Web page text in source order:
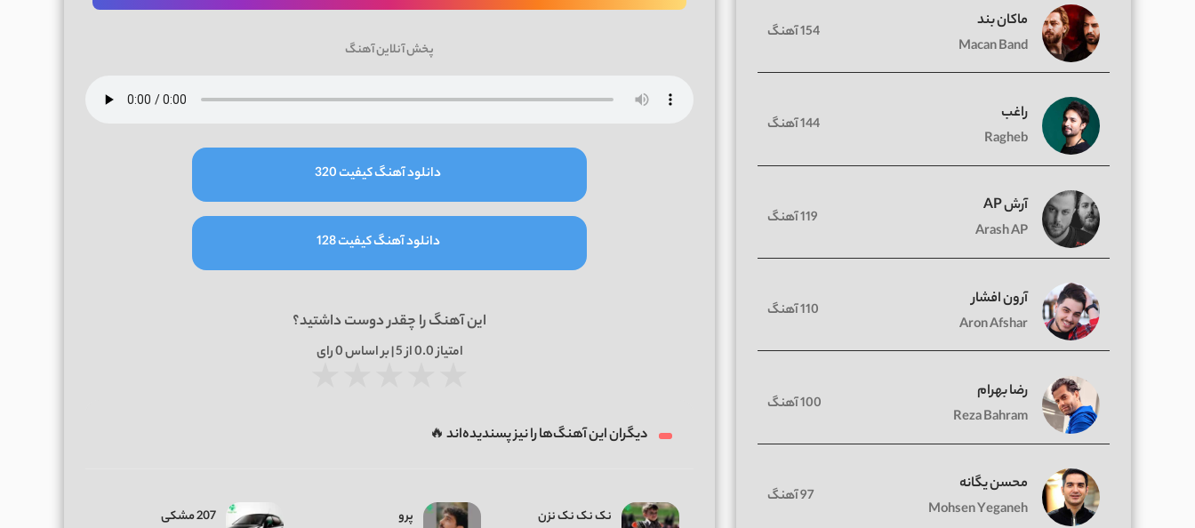
پخش آنلاین آهنگ
دانلود آهنگ کیفیت 320
دانلود آهنگ کیفیت 128
این آهنگ را چقدر دوست داشتید؟
امتیاز0.0از 5 | بر اساس 0رای
دیگران این آهنگ‌ها را نیز پسندیده‌اند 🔥
نک نک نک نزن پرو 207 مشکی
ماکان بند
Macan Band
154 آهنگ
راغب
Ragheb
144 آهنگ
آرش AP
Arash AP
119 آهنگ
آرون افشار
Aron Afshar
110 آهنگ
رضا بهرام
Reza Bahram
100 آهنگ
محسن یگانه
Mohsen Yeganeh
97 آهنگ